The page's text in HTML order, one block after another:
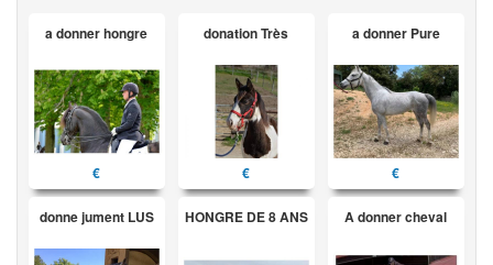
a donner hongre
€
donation Très
€
a donner Pure
€
donne jument LUS HONGRE DE 8 ANS A donner cheval